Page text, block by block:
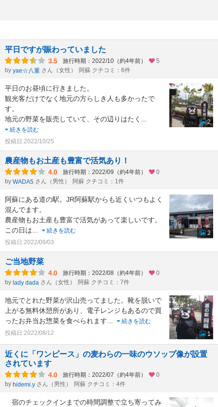
平日ですが賑わっていました
3.5 旅行時期：2022/10（約4年前）
5
by yae☆八重 さん（女性） 阿蘇 クチコミ：6件
平日のお昼頃に行きました。
観光客だけでなく地元の方らしき人も多かったで
す。
地元の野菜を販売していて、その辺りはたく ...
続きを読む
投稿日:2022/10/25
2
農産物もお土産も豊富で活気あり！
4.0 旅行時期：2022/09（約4年前）
0
by WADA5 さん（男性） 阿蘇 クチコミ：1件
阿蘇にある道の駅。JR阿蘇駅からも近くいつもよく
混んでます。
農産物もお土産も豊富で活気があって楽しいです。
この日は...
続きを読む
投稿日:2022/09/03
2
ご当地野菜
4.0 旅行時期：2022/08（約4年前）
0
by lady dada さん（女性） 阿蘇 クチコミ：7件
地元でとれた野菜が沢山売ってました。靴を脱いで
上がる無料休憩所があり、電子レンジもあるので買
ったお弁当お惣菜を食べられます...
続きを読む
投稿日:2022/08/12
1
近くに「ワンピース」の麦わらの一味のウソップ像が設置
されています
4.0 旅行時期：2022/07（約4年前）
0
by hidemi.y さん（男性） 阿蘇 クチコミ：4件
宿のチェックインまでの時間調整で立ち寄ってみ